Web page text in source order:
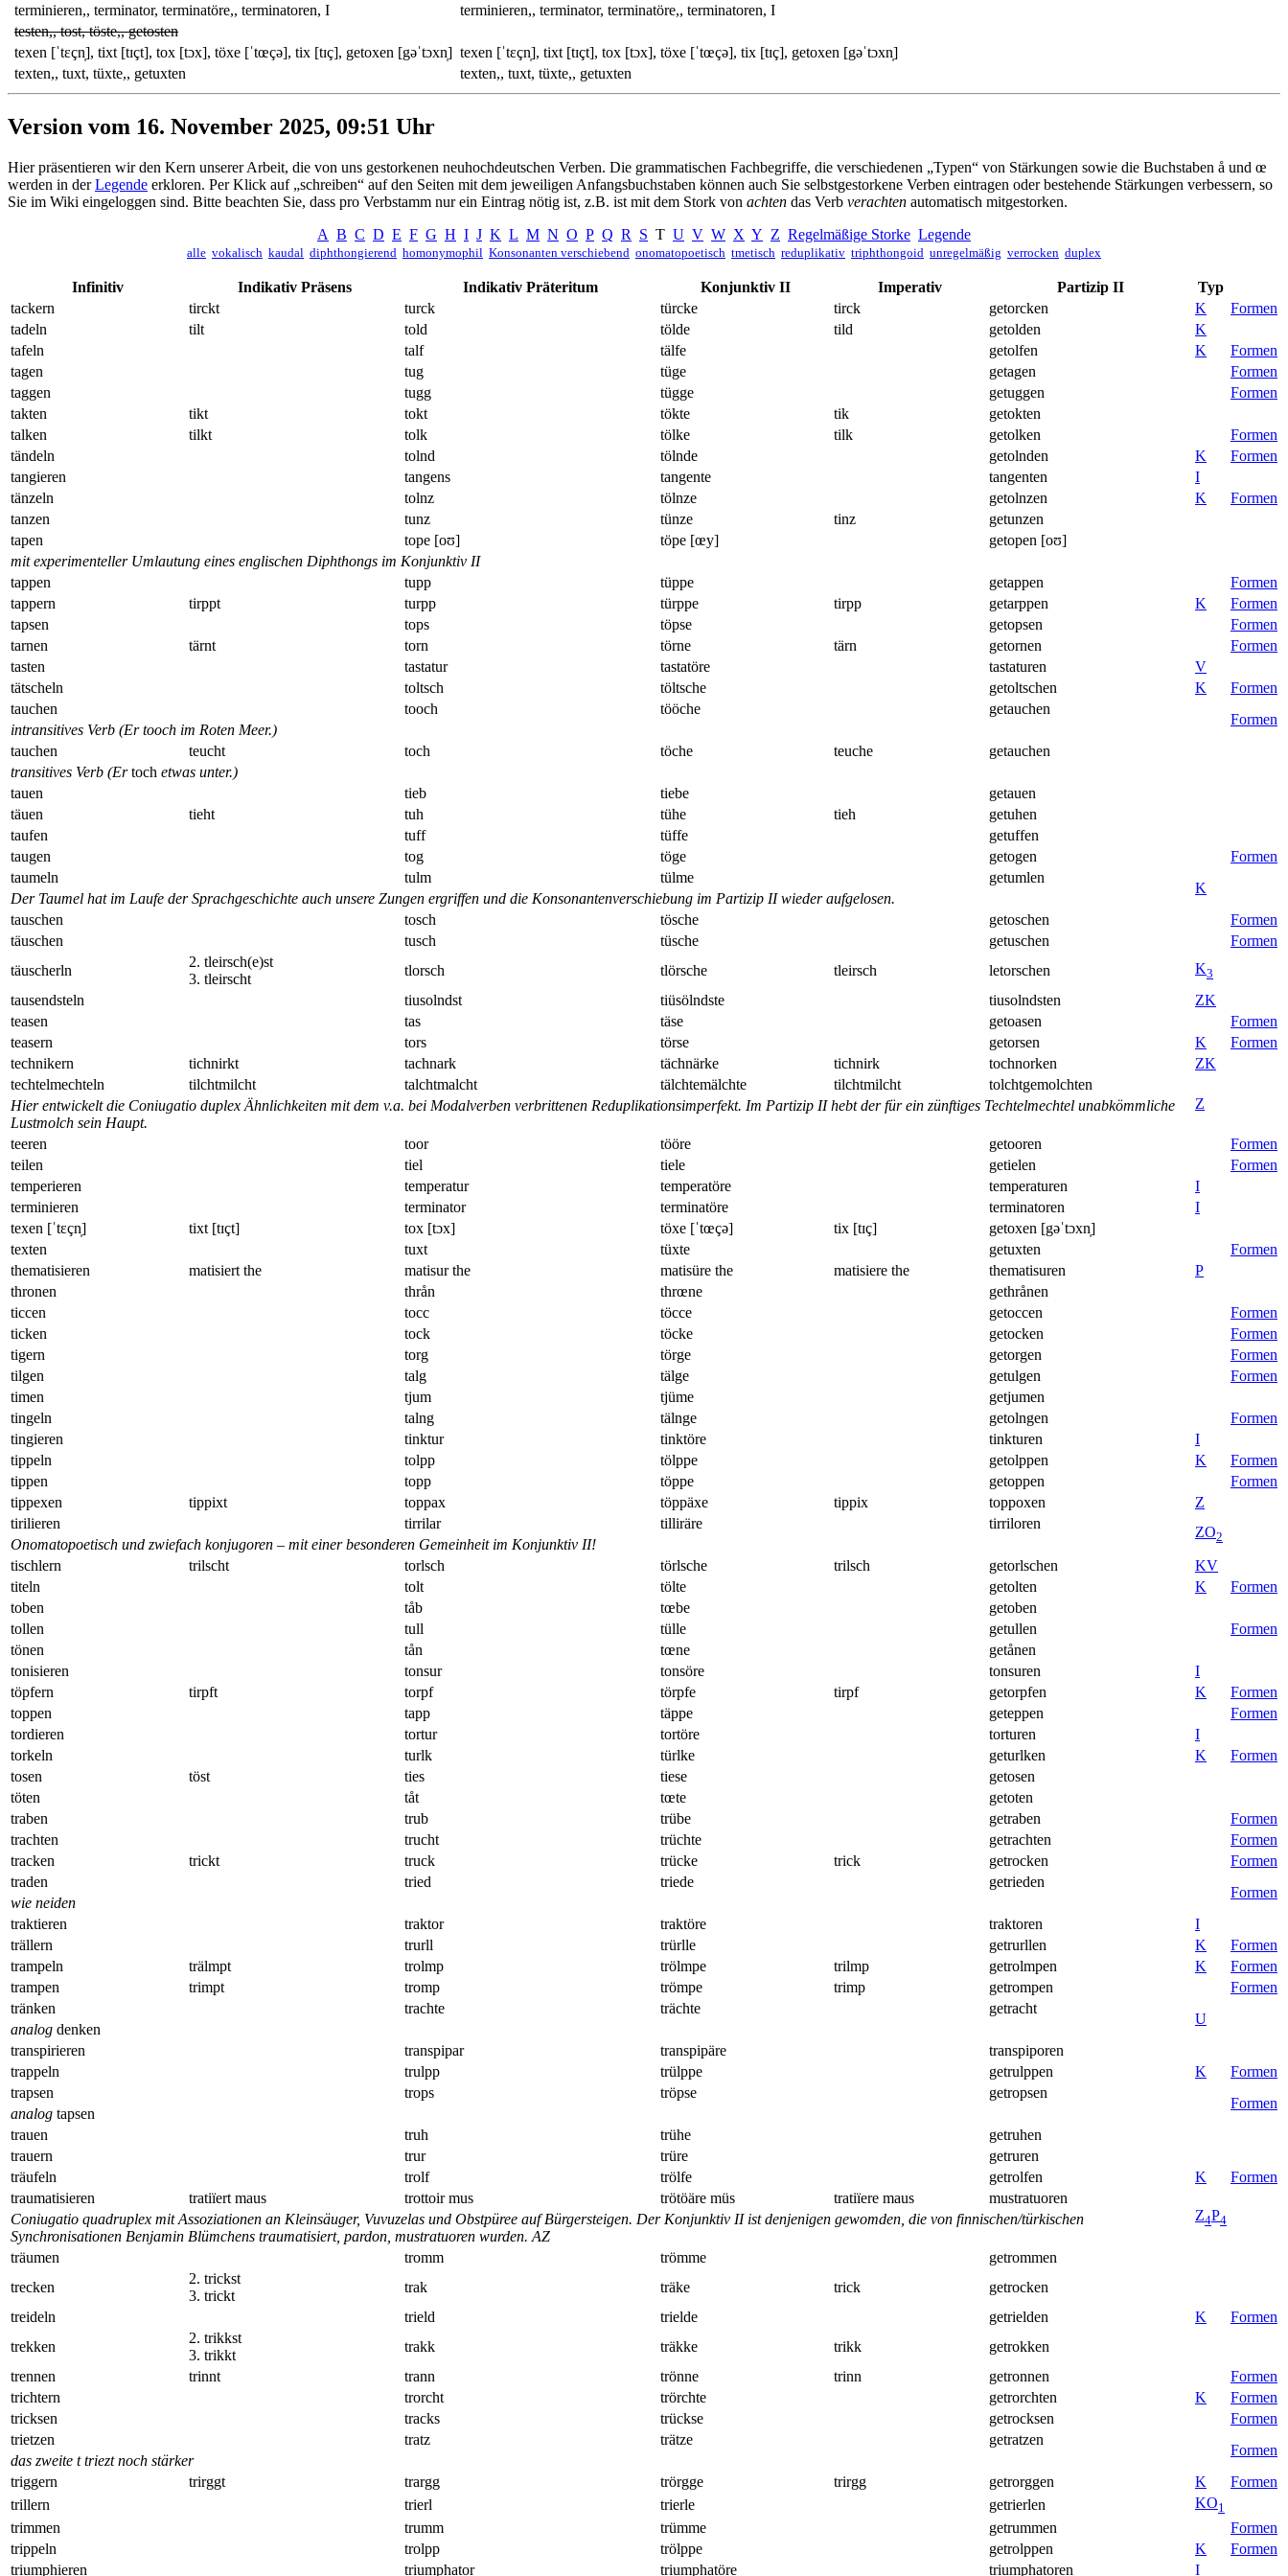
terminieren,, terminator, terminatöre,, terminatoren, I
terminieren,, terminator, terminatöre,, terminatoren, I
testen,, tost, töste,, getosten
texen [ˈtɛçn̩], tixt [tɪçt], tox [tɔx], töxe [ˈtœçə], tix [tɪç], getoxen [gəˈtɔxn̩] texen [ˈtɛçn̩], tixt [tɪçt], tox [tɔx], töxe [ˈtœçə], tix [tɪç], getoxen [gəˈtɔxn̩]
texten,, tuxt, tüxte,, getuxten
texten,, tuxt, tüxte,, getuxten
Version vom 16. November 2025, 09:51 Uhr
Hier präsentieren wir den Kern unserer Arbeit, die von uns gestorkenen neuhochdeutschen Verben. Die grammatischen Fachbegriffe, die verschiedenen „Typen“ von Stärkungen sowie die Buchstaben å und œ
werden in derLegende erkloren. Per Klick auf „schreiben“ auf den Seiten mit dem jeweiligen Anfangsbuchstaben können auch Sie selbstgestorkene Verben eintragen oder bestehende Stärkungen verbessern, so
Sie im Wiki eingeloggen sind. Bitte beachten Sie, dass pro Verbstamm nur ein Eintrag nötig ist, z.B. ist mit dem Stork von achten das Verb verachten automatisch mitgestorken.
A B C D E F G H I J K L M N O P Q R S T U V W X Y Z Regelmäßige Storke Legende
alle vokalisch kaudal diphthongierend homonymophil Konsonanten verschiebend onomatopoetisch tmetisch reduplikativ triphthongoid unregelmäßig verrocken duplex
Infinitiv Indikativ Präsens Indikativ Präteritum Konjunktiv II Imperativ Partizip II
Typ
tackern
tirckt turck türcke tirck getorcken K
Formen
tadeln
tilt told tölde tild getolden
K
tafeln
talf tälfe getolfen K
Formen
tagen
tug tüge getagen
Formen
taggen
tugg tügge getuggen
Formen
takten
tikt tokt tökte tik
getokten
talken
tilkt tolk tölke tilk getolken
Formen
tändeln
tolnd tölnde getolnden K
Formen
tangieren
tangens tangente tangenten
I
tänzeln
tolnz tölnze getolnzen K
Formen
tanzen
tunz tünze tinz
getunzen
tapen
tope [oʊ] töpe [œy]
getopen [oʊ]
mit experimenteller Umlautung eines englischen Diphthongs im Konjunktiv II
tappen
tupp tüppe getappen
Formen
tappern
tirppt turpp türppe tirpp getarppen K
Formen
tapsen
tops töpse getopsen
Formen
tarnen
tärnt torn törne tärn getornen
Formen
tasten
tastatur tastatöre tastaturen
V
tätscheln
toltsch töltsche getoltschen K
Formen
tauchen
tooch tööche getauchen
Formen
intransitives Verb (Er tooch im Roten Meer.)
tauchen
teucht toch töche teuche
getauchen
transitives Verb (Ertoch etwas unter.)
tauen
tieb tiebe
getauen
täuen
tieht tuh tühe tieh
getuhen
taufen
tuff tüffe
getuffen
taugen
tog töge getogen
Formen
taumeln
tulm tülme getumlen
K
Der Taumel hat im Laufe der Sprachgeschichte auch unsere Zungen ergriffen und die Konsonantenverschiebung im Partizip II wieder aufgelosen.
tauschen
tosch tösche getoschen
Formen
täuschen
tusch tüsche getuschen
Formen
täuscherln
2. tleirsch(e)st
3. tleirscht
tlorsch tlörsche tleirsch letorschen K3
tausendsteln tiusolndst tiüsölndste tiusolndsten ZK
teasen
tas täse getoasen
Formen
teasern
tors törse getorsen K
Formen
technikern
tichnirkt tachnark tächnärke tichnirk tochnorken ZK
techtelmechteln
tilchtmilcht talchtmalcht tälchtemälchte tilchtmilcht
tolchtgemolchten
Z
Hier entwickelt die Coniugatio duplex Ähnlichkeiten mit dem v.a. bei Modalverben verbrittenen Reduplikationsimperfekt. Im Partizip II hebt der für ein zünftiges Techtelmechtel unabkömmliche
Lustmolch sein Haupt.
teeren
toor tööre getooren
Formen
teilen
tiel tiele getielen
Formen
temperieren
temperatur temperatöre temperaturen
I
terminieren
terminator terminatöre terminatoren
I
texen [ˈtɛçn̩]
tixt [tɪçt] tox [tɔx] töxe [ˈtœçə] tix [tɪç]
getoxen [gəˈtɔxn̩]
texten
tuxt tüxte getuxten
Formen
thematisieren
matisiert the matisur the matisüre the matisiere the thematisuren
P
thronen
thrån thrœne
gethrånen
ticcen
tocc töcce getoccen
Formen
ticken
tock töcke getocken
Formen
tigern
torg törge getorgen
Formen
tilgen
talg tälge getulgen
Formen
timen
tjum tjüme
getjumen
tingeln
talng tälnge getolngen
Formen
tingieren
tinktur tinktöre tinkturen
I
tippeln
tolpp tölppe getolppen K
Formen
tippen
topp töppe getoppen
Formen
tippexen
tippixt toppax töppäxe tippix toppoxen
Z
tirilieren
tirrilar tilliräre tirriloren
ZO2
Onomatopoetisch und zwiefach konjugoren – mit einer besonderen Gemeinheit im Konjunktiv II!
tischlern
trilscht torlsch törlsche trilsch getorlschen KV
titeln
tolt tölte getolten K
Formen
toben
tåb tœbe
getoben
tollen
tull tülle getullen
Formen
tönen
tån tœne
getånen
tonisieren
tonsur tonsöre tonsuren
I
töpfern
tirpft torpf törpfe tirpf getorpfen K
Formen
toppen
tapp täppe geteppen
Formen
tordieren
tortur tortöre torturen
I
torkeln
turlk türlke geturlken K
Formen
tosen
töst ties tiese
getosen
töten
tåt tœte
getoten
traben
trub trübe getraben
Formen
trachten
trucht trüchte getrachten
Formen
tracken
trickt truck trücke trick getrocken
Formen
traden
tried triede getrieden
Formen
wie neiden
traktieren
traktor traktöre traktoren
I
trällern
trurll trürlle getrurllen K
Formen
trampeln
trälmpt trolmp trölmpe trilmp getrolmpen K
Formen
trampen
trimpt tromp trömpe trimp getrompen
Formen
tränken
trachte trächte getracht
U
analog denken
transpirieren
transpipar transpipäre
transpiporen
trappeln
trulpp trülppe getrulppen K
Formen
trapsen
trops tröpse getropsen
Formen
analog tapsen
trauen
truh trühe
getruhen
trauern
trur trüre
getruren
träufeln
trolf trölfe getrolfen K
Formen
traumatisieren
tratiïert maus trottoir mus trötöäre müs tratiïere maus
mustratuoren
Z4P4
Coniugatio quadruplex mit Assoziationen an Kleinsäuger, Vuvuzelas und Obstpüree auf Bürgersteigen. Der Konjunktiv II ist denjenigen gewomden, die von finnischen/türkischen
Synchronisationen Benjamin Blümchens traumatisiert, pardon, mustratuoren wurden. AZ
träumen
tromm trömme
getrommen
trecken
2. trickst
3. trickt
trak träke trick
getrocken
treideln
trield trielde getrielden K
Formen
trekken
2. trikkst
3. trikkt
trakk träkke trikk
getrokken
trennen
trinnt trann trönne trinn getronnen
Formen
trichtern
trorcht trörchte getrorchten K
Formen
tricksen
tracks trückse getrocksen
Formen
trietzen
tratz trätze getratzen
Formen
das zweite t triezt noch stärker
triggern
trirggt trargg trörgge trirgg getrorggen K
Formen
trillern
trierl trierle getrierlen KO1
trimmen trumm trümme getrummen
Formen
trippeln
trolpp trölppe getrolppen K
Formen
triumphieren
triumphator triumphatöre triumphatoren I